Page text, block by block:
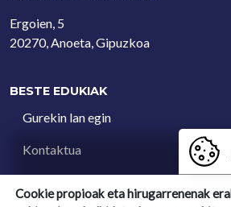
Ergoien, 5
20270, Anoeta, Gipuzkoa
BESTE EDUKIAK
Gurekin lan egin
Kontaktua
Cookie propioak eta hirugarrenenak